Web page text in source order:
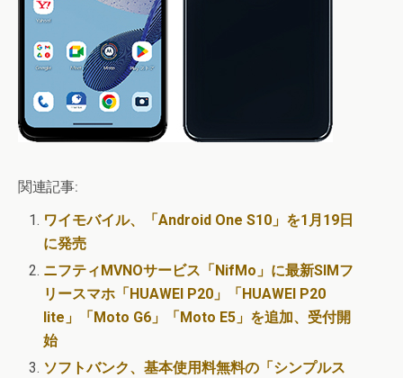
関連記事:
ワイモバイル、「Android One S10」を1月19日
に発売
ニフティMVNOサービス「NifMo」に最新SIMフ
リースマホ「HUAWEI P20」「HUAWEI P20
lite」「Moto G6」「Moto E5」を追加、受付開
始
ソフトバンク、基本使用料無料の「シンプルス